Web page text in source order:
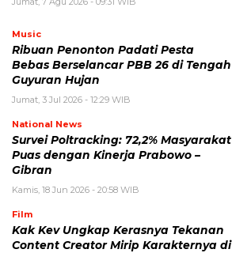
Music
Ribuan Penonton Padati Pesta
Bebas Berselancar PBB 26 di Tengah
Guyuran Hujan
Jumat, 3 Jul 2026 - 12:29 WIB
National News
Survei Poltracking: 72,2% Masyarakat
Puas dengan Kinerja Prabowo –
Gibran
Kamis, 18 Jun 2026 - 20:58 WIB
Film
Kak Kev Ungkap Kerasnya Tekanan
Content Creator Mirip Karakternya di